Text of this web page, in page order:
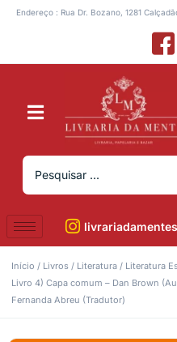
Endereço : Rua Dr. Bozano, 1281
Início / Livros / Literatura / Literatura
Livro 4) Capa comum – Dan Brown
Fernanda Abreu (Tradutor)